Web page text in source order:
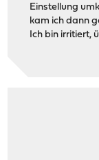
Einstellung
kam ich dann
Ich bin irritiert,